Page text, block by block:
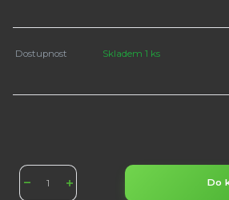
Dostupnost Skladem 1 ks
Do